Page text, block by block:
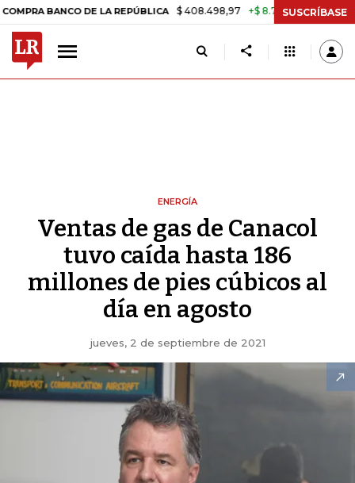
BANCO DE LA REPÚBLICA $ 408.498,97 +$ 8.753,81 +2,19% TASA
SUSCRÍBASE
ENERGÍA
Ventas de gas de Canacol
tuvo caída hasta 186
millones de pies cúbicos al
día en agosto
jueves, 2 de septiembre de 2021